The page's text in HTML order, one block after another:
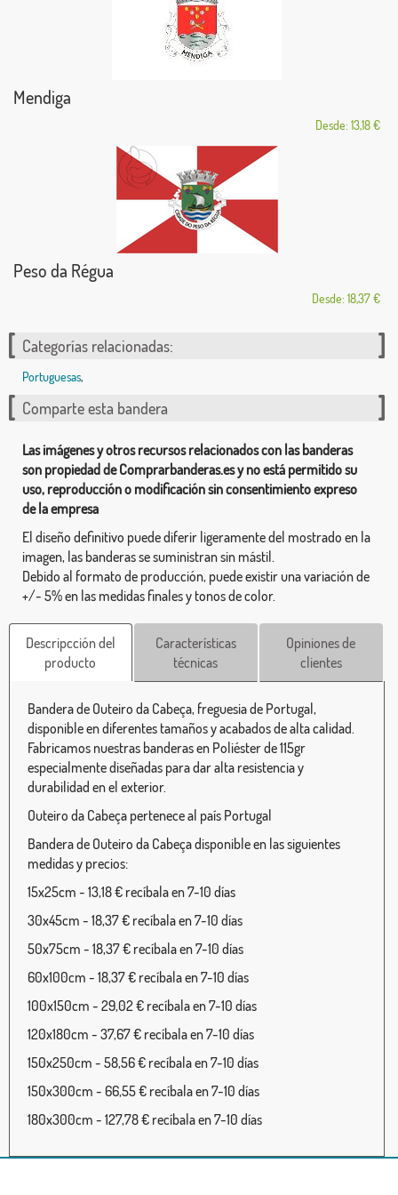
Mendiga
Desde: 13,18 €
Peso da Régua
Desde: 18,37 €
Categorías relacionadas:
Portuguesas,
Comparte esta bandera
Las imágenes y otros recursos relacionados con las banderas
son propiedad de Comprarbanderas.es y no está permitido su
uso, reproducción o modificación sin consentimiento expreso
de la empresa
El diseño definitivo puede diferir ligeramente del mostrado en la
imagen, las banderas se suministran sin mástil.
Debido al formato de producción, puede existir una variación de
+/- 5% en las medidas finales y tonos de color.
Descripcción del
producto
Características
técnicas
Opiniones de
clientes
Bandera de Outeiro da Cabeça, freguesia de Portugal,
disponible en diferentes tamaños y acabados de alta calidad.
Fabricamos nuestras banderas en Poliéster de 115gr
especialmente diseñadas para dar alta resistencia y
durabilidad en el exterior.
Outeiro da Cabeça pertenece al país Portugal
Bandera de Outeiro da Cabeça disponible en las siguientes
medidas y precios:
15x25cm - 13,18 € recíbala en 7-10 días
30x45cm - 18,37 € recíbala en 7-10 días
50x75cm - 18,37 € recíbala en 7-10 días
60x100cm - 18,37 € recíbala en 7-10 días
100x150cm - 29,02 € recíbala en 7-10 días
120x180cm - 37,67 € recíbala en 7-10 días
150x250cm - 58,56 € recíbala en 7-10 días
150x300cm - 66,55 € recíbala en 7-10 días
180x300cm - 127,78 € recíbala en 7-10 días